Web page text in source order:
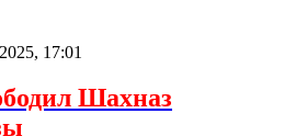
17:01
Шахназ